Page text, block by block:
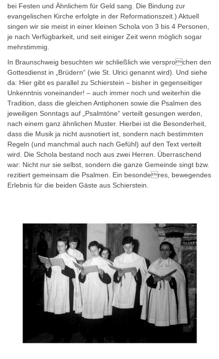
bei Festen und Ähnlichem für Geld sang. Die Bindung zur
evangelischen Kirche erfolgte in der Reformationszeit.) Aktuell
singen wir sie meist in einer kleinen Schola von 3 bis 4 Personen
je nach Verfügbarkeit, und seit einiger Zeit wenn möglich sogar
mehrstimmig.
In Braunschweig besuchten wir schließlich wie versprochen den
Gottesdienst in „Brüdern“ (wie St. Ulrici genannt wird). Und siehe
da: Hier gibt es parallel zu Schierstein – bisher in gegenseitiger
Unkenntnis voneinander! – auch immer noch und weiterhin die
Tradition, dass die gleichen Antiphonen sowie die Psalmen des
jeweiligen Sonntags auf „Psalmtöne“ verteilt gesungen werden,
nach einem ganz ähnlichen Muster. Hierbei ist die Besonderheit,
dass die Musik ja nicht ausnotiert ist, sondern nach bestimmten
Regeln (und manchmal auch nach Gefühl) auf den Text verteilt
wird. Die Schola bestand noch aus zwei Herren. Überraschend
war: Nicht nur sie selbst, sondern die ganze Gemeinde singt bzw.
rezitiert gemeinsam die Psalmen. Ein besonderes, bewegendes
Erlebnis für die beiden Gäste aus Schierstein.